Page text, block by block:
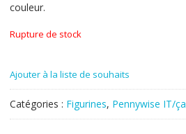
couleur.
Rupture de stock
Ajouter à la liste de souhaits
Catégories : Figurines, Pennywise IT/ça